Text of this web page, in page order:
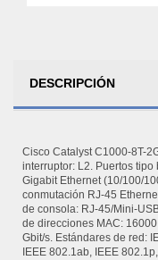
DESCRIPCIÓN
Cisco Catalyst C1000-8T-
interruptor: L2. Puertos
Gigabit Ethernet (10/100/
conmutación RJ-45
de consola: RJ-45/Mini-
de direcciones MAC:
Gbit/s. Estándares de red:
IEEE 802.1ab, IEEE